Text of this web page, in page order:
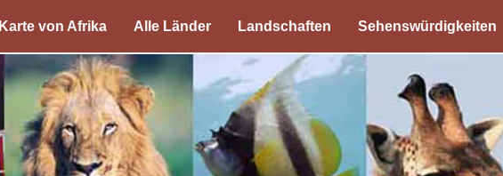
Karte von Afrika Alle Länder Landschaften Sehenswürdigkeiten